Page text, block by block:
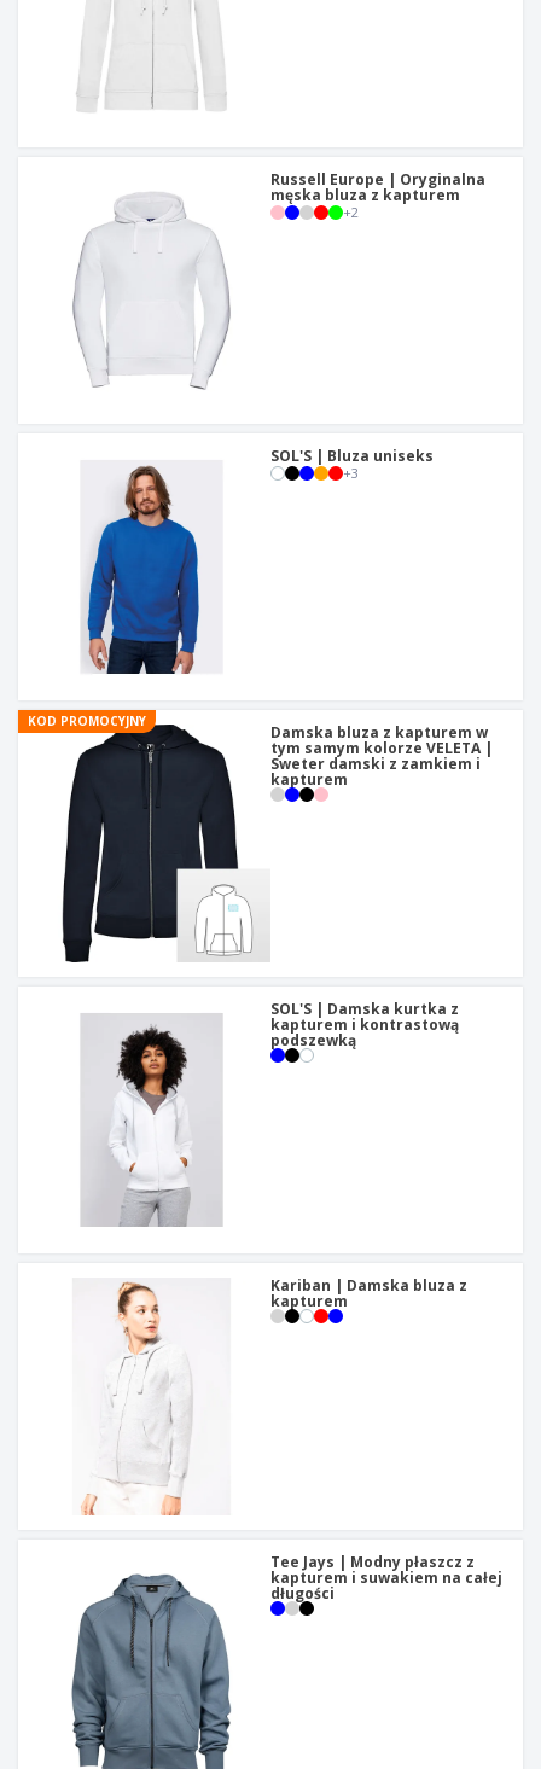
Russell Europe | Oryginalna
męska bluza z kapturem
+2
SOL'S | Bluza uniseks
+3
KOD PROMOCYJNY
Damska bluza z kapturem w
tym samym kolorze VELETA |
Sweter damski z zamkiem i
kapturem
SOL'S | Damska kurtka z
kapturem i kontrastową
podszewką
Kariban | Damska bluza z
kapturem
Tee Jays | Modny płaszcz z
kapturem i suwakiem na całej
długości